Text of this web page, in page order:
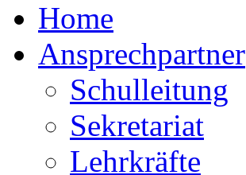
Home
Ansprechpartner
Schulleitung
Sekretariat
Lehrkräfte